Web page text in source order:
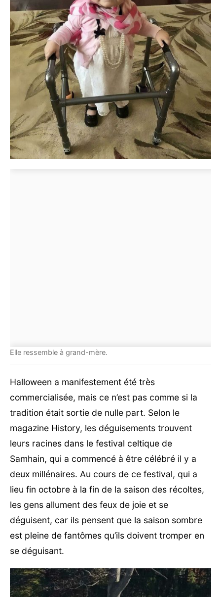
Elle ressemble à grand-mère.
Halloween a manifestement été très
commercialisée, mais ce n’est pas comme si la
tradition était sortie de nulle part. Selon le
magazine History, les déguisements trouvent
leurs racines dans le festival celtique de
Samhain, qui a commencé à être célébré il y a
deux millénaires. Au cours de ce festival, qui a
lieu fin octobre à la fin de la saison des récoltes,
les gens allument des feux de joie et se
déguisent, car ils pensent que la saison sombre
est pleine de fantômes qu’ils doivent tromper en
se déguisant.